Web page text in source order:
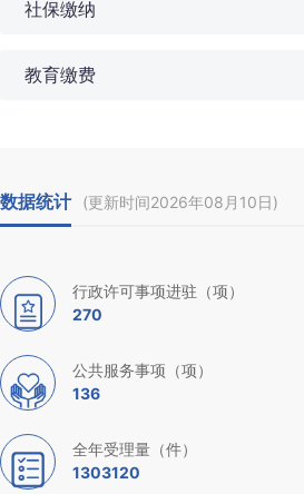
社保缴纳
教育缴费
数据统计 (更新时间2026年08月10日)
行政许可事项进驻（项）
270
公共服务事项（项）
136
全年受理量（件）
1303120